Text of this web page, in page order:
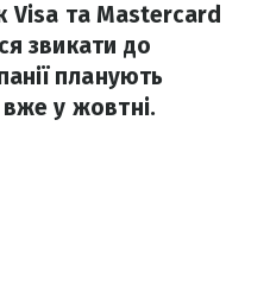
Visa та Mastercard
звикати до
планують
у жовтні.